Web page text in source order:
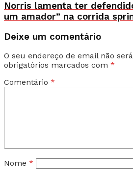
Norris lamenta ter
um amador” na corrida
Deixe um comentário
O seu endereço de email não
obrigatórios marcados com *
Comentário *
Nome *